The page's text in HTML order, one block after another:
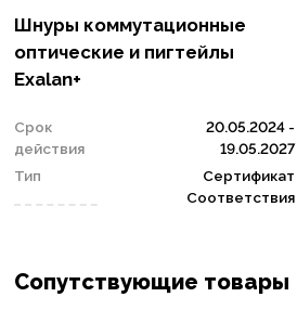
Шнуры коммутационные
оптические и пигтейлы
Exalan+
Срок
действия
20.05.2024 -
19.05.2027
Тип
Сертификат
Соответствия
Сопутствующие товары